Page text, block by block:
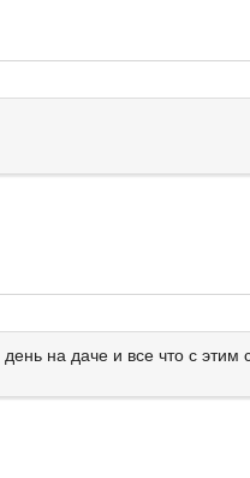
на даче и все что с этим